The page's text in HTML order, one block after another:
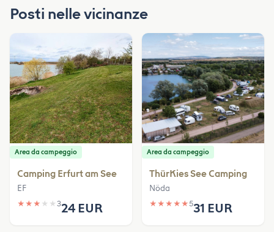
Posti nelle vicinanze
Area da campeggio
Camping Erfurt am See
EF
★ ★ ★ ★ ★ 324 EUR
Area da campeggio
ThürKies See Camping
Nöda
★ ★ ★ ★ ★531 EUR